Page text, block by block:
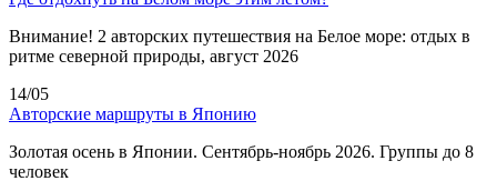
Внимание! 2 авторских путешествия на Белое море: отдых в
ритме северной природы, август 2026
14/05
Авторские маршруты в Японию
Золотая осень в Японии. Сентябрь-ноябрь 2026. Группы до 8
человек